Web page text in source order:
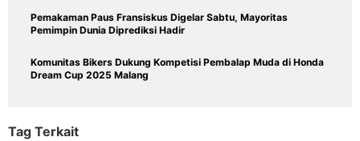
Pemakaman Paus Fransiskus Digelar Sabtu, Mayoritas
Pemimpin Dunia Diprediksi Hadir
Komunitas Bikers Dukung Kompetisi Pembalap Muda di Honda
Dream Cup 2025 Malang
Tag Terkait